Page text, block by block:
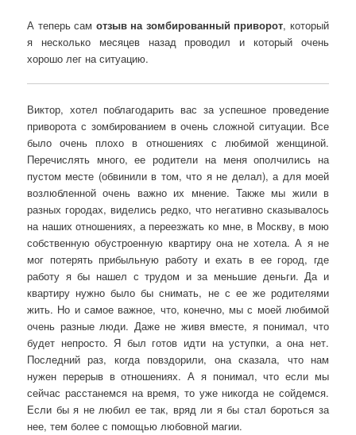
А теперь сам отзыв на зомбированный приворот, который
я несколько месяцев назад проводил и который очень
хорошо лег на ситуацию.
Виктор, хотел поблагодарить вас за успешное проведение
приворота с зомбированием в очень сложной ситуации. Все
было очень плохо в отношениях с любимой женщиной.
Перечислять много, ее родители на меня ополчились на
пустом месте (обвинили в том, что я не делал), а для моей
возлюбленной очень важно их мнение. Также мы жили в
разных городах, виделись редко, что негативно сказывалось
на наших отношениях, а переезжать ко мне, в Москву, в мою
собственную обустроенную квартиру она не хотела. А я не
мог потерять прибыльную работу и ехать в ее город, где
работу я бы нашел с трудом и за меньшие деньги. Да и
квартиру нужно было бы снимать, не с ее же родителями
жить. Но и самое важное, что, конечно, мы с моей любимой
очень разные люди. Даже не живя вместе, я понимал, что
будет непросто. Я был готов идти на уступки, а она нет.
Последний раз, когда повздорили, она сказала, что нам
нужен перерыв в отношениях. А я понимал, что если мы
сейчас расстанемся на время, то уже никогда не сойдемся.
Если бы я не любил ее так, вряд ли я бы стал бороться за
нее, тем более с помощью любовной магии.